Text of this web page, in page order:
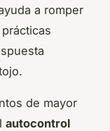
a romper
de mayor
autocontrol